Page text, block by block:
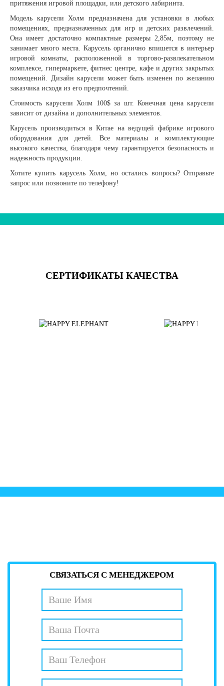
притяжения игровой площадки, или детского лабиринта.
Модель карусели Холм предназначена для установки в любых
помещениях, предназначенных для игр и детских развлечений.
Она имеет достаточно компактные размеры 2,85м, поэтому не
занимает много места. Карусель органично впишется в интерьер
игровой комнаты, расположенной в торгово-развлекательном
комплексе, гипермаркете, фитнес центре, кафе и других закрытых
помещений. Дизайн карусели может быть изменен по желанию
заказчика исходя из его предпочтений.
Стоимость карусели Холм 100$ за шт. Конечная цена карусели
зависит от дизайна и дополнительных элементов.
Карусель производиться в Китае на ведущей фабрике игрового
оборудования для детей. Все материалы и комплектующие
высокого качества, благодаря чему гарантируется безопасность и
надежность продукции.
Хотите купить карусель Холм, но остались вопросы? Отправьте
запрос или позвоните по телефону!
СЕРТИФИКАТЫ КАЧЕСТВА
СВЯЗАТЬСЯ С МЕНЕДЖЕРОМ